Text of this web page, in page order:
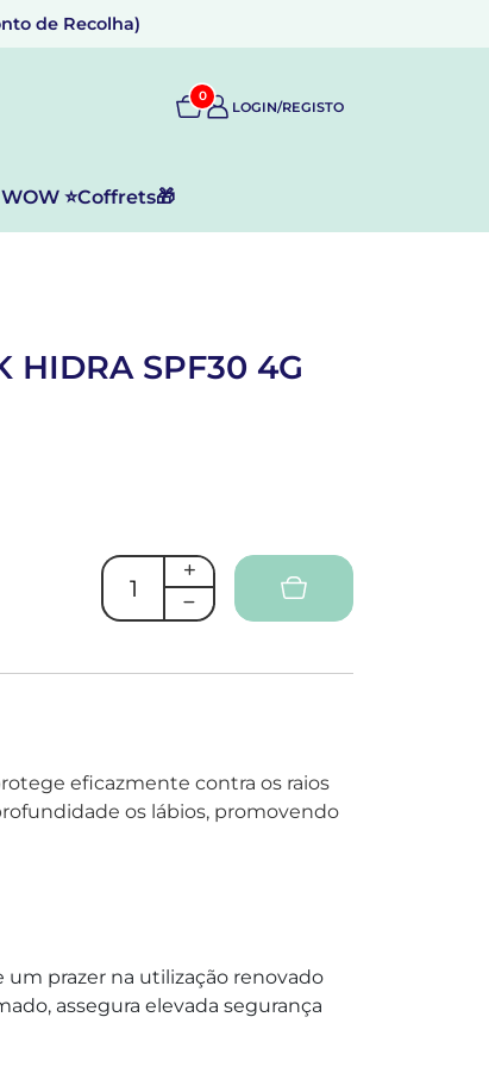
de Recolha)
0
LOGIN/REGISTO
⭐Coffrets🎁
HIDRA SPF30 4G
eficazmente contra os raios
os lábios, promovendo
um prazer na utilização renovado
assegura elevada segurança